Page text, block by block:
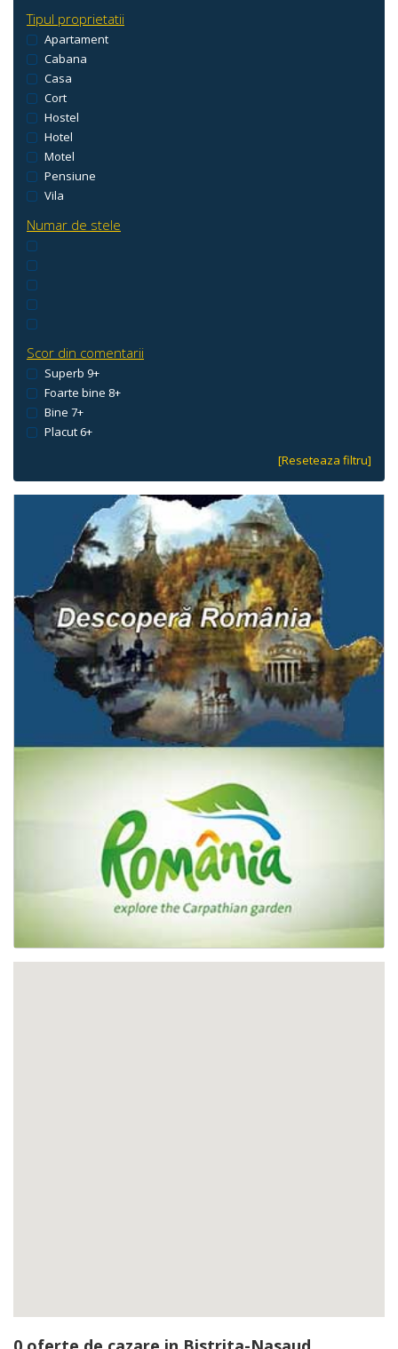
Tipul proprietatii
Apartament
Cabana
Casa
Cort
Hostel
Hotel
Motel
Pensiune
Vila
Numar de stele
Scor din comentarii
Superb 9+
Foarte bine 8+
Bine 7+
Placut 6+
[Reseteaza filtru]